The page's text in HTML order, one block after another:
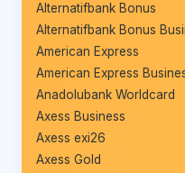
Alternatifbank Bonus
Alternatifbank Bonus
American Express
American Express
Anadolubank Worldcard
Axess Business
Axess exi26
Axess Gold